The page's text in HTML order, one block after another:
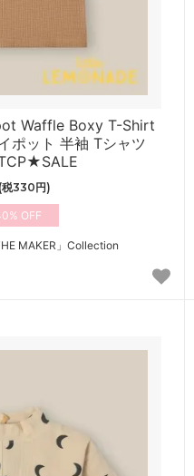
Waffle Boxy T-Shirt
ポット 半袖 Tシャツ
330円)
MAKER」Collection